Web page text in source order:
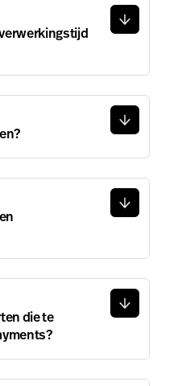
die te